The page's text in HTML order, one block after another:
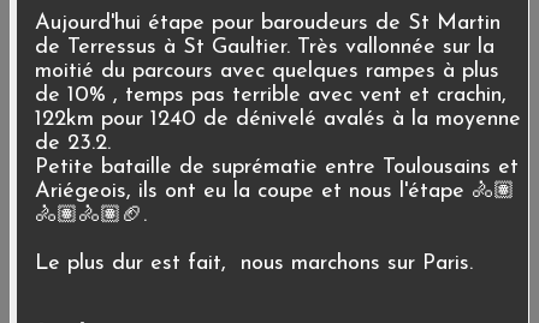
Aujourd'hui étape pour baroudeurs de St Martin
de Terressus à St Gaultier. Très vallonnée sur la
moitié du parcours avec quelques rampes à plus
de 10% , temps pas terrible avec vent et crachin,
122km pour 1240 de dénivelé avalés à la moyenne
de 23.2.
Petite bataille de suprématie entre Toulousains et
Ariégeois, ils ont eu la coupe et nous l'étape 🚴🏽
🚴🏽🚴🏽🏈.
Le plus dur est fait, nous marchons sur Paris.